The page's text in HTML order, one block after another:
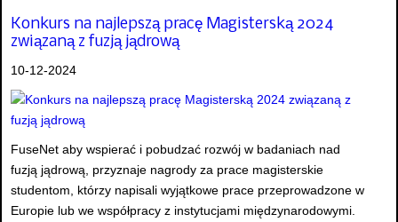
Konkurs na najlepszą pracę Magisterską 2024
związaną z fuzją jądrową
10-12-2024
FuseNet aby wspierać i pobudzać rozwój w badaniach nad
fuzją jądrową, przyznaje nagrody za prace magisterskie
studentom, którzy napisali wyjątkowe prace przeprowadzone w
Europie lub we współpracy z instytucjami międzynarodowymi.